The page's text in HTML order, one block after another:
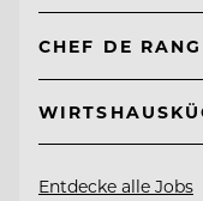
CHEF DE
Entdecke alle Jobs